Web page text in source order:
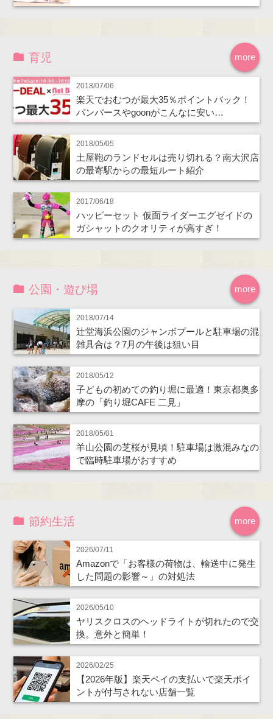
more
育児
2018/07/06
楽天でおむつが最大35％ポイントバック！
パンパースやgoonがこんなに安い…
2018/05/05
土屋鞄のランドセルは売り切れる？南大沢店
の最寄駅からの最短ルート紹介
2017/06/18
ハッピーセット 仮面ライダーエグゼイドの
ガシャットのクオリティが高すぎ！
more
公園・遊び場
2018/07/14
辻堂海浜公園のジャンボプールと駐車場の混
雑具合は？7月の午後は狙い目
2018/05/12
子どもの初めての釣り堀に最適！東京都奥多
摩の「釣り堀CAFE 二見」
2018/05/01
羊山公園の芝桜が見頃！駐車場は激混みなの
で臨時駐車場がおすすめ
more
節約生活
2026/07/11
Amazonで「お客様の荷物は、輸送中に発生
した問題の影響～」の対処法
2026/05/10
ヤリスクロスのヘッドライトが切れたので交
換。意外と簡単！
2026/02/25
【2026年版】楽天ペイの支払いで楽天ポイ
ントが付与されない店舗一覧